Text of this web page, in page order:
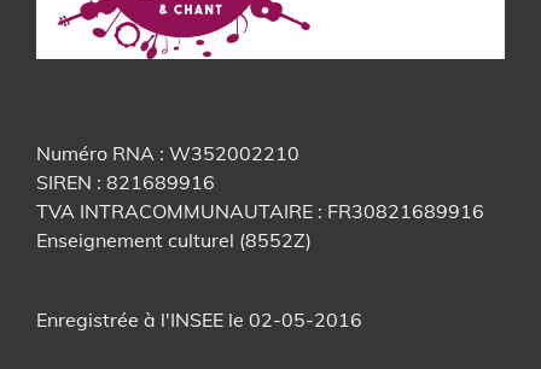
Numéro RNA : W352002210
SIREN : 821689916
TVA INTRACOMMUNAUTAIRE : FR30821689916
Enseignement culturel (8552Z)
​Enregistrée à l'INSEE le 02-05-2016